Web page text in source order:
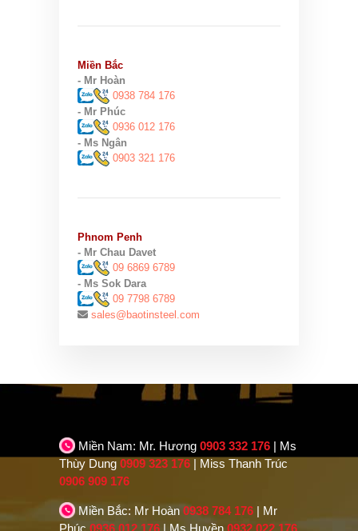
Miền Bắc
- Mr Hoàn
0938 784 176
- Mr Phúc
0936 012 176
- Ms Ngân
0903 321 176
Phnom Penh
- Mr Chau Davet
09 6869 6789
- Ms Sok Dara
09 7798 6789
sales@baotinsteel.com
Miền Nam: Mr. Hương 0903 332 176 | Ms
Thùy Dung 0909 323 176 | Miss Thanh Trúc
0906 909 176
Miền Bắc: Mr Hoàn 0938 784 176 | Mr
Phúc0936 012 176 | Ms Huyền 0932 022 176